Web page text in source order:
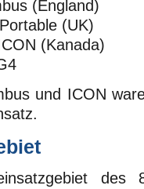
(England)
(UK)
(Kanada)
und ICON
des